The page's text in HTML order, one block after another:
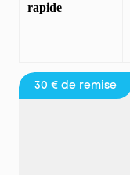
rapide
30 € de remise